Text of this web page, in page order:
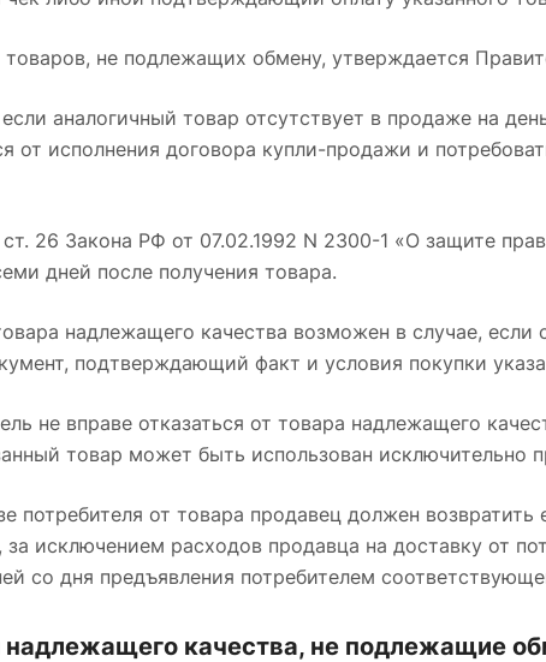
товаров, не подлежащих обмену, утверждается
аналогичный товар отсутствует в продаже на
от исполнения договора купли-продажи и
26 Закона РФ от 07.02.1992 N 2300-1 «О защите
дней после получения товара.
надлежащего качества возможен в случае,
подтверждающий факт и условия покупки
не вправе отказаться от товара надлежащего
товар может быть использован исключительно
потребителя от товара продавец должен
за исключением расходов продавца на доставку от
со дня предъявления потребителем
качества, не подлежащие